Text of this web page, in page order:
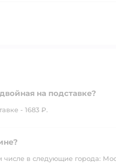
на подставке?
- 1683 ₽.
в следующие города: